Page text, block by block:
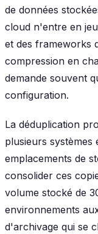
de données
cloud n'entre en
et des frameworks
compression en
demande souvent
configuration.
La déduplication
plusieurs systèmes
emplacements de
consolider ces
volume stocké de
environnements
d'archivage qui se